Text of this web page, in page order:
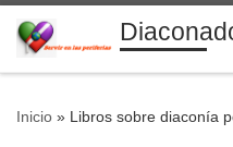
Saltar al contenido
Inicio » Libros sobre diaconía